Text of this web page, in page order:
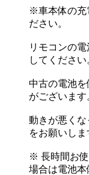
※車本体の充
ださい。
リモコンの
してください
中古の電池
がございます
動きが悪く
をお願いしま
※ 長時間お
場合は電池本